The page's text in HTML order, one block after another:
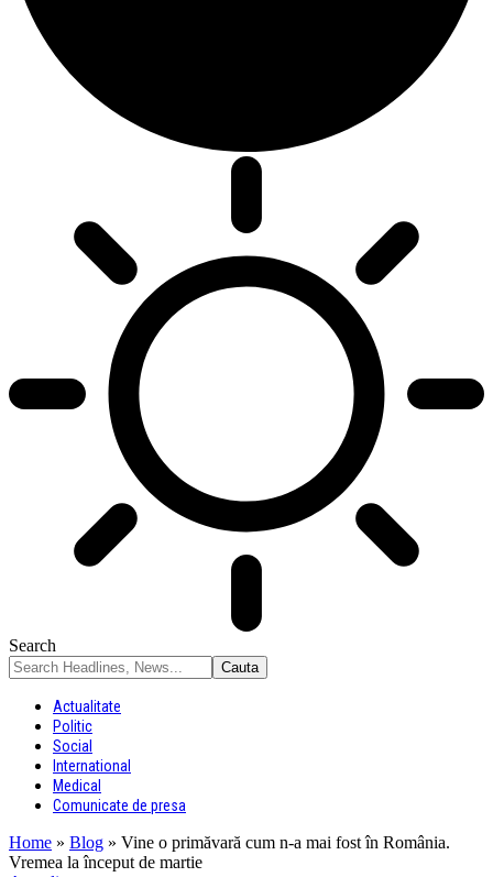
Search
Actualitate
Politic
Social
International
Medical
Comunicate de presa
Home » Blog » Vine o primăvară cum n-a mai fost în România.
Vremea la început de martie